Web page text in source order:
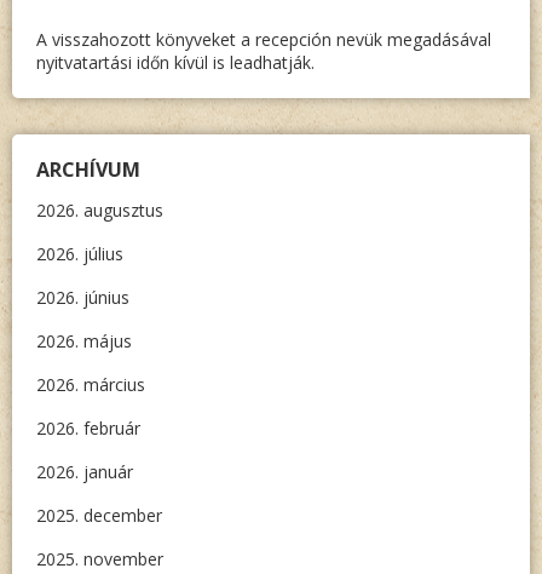
A visszahozott könyveket a recepción nevük megadásával
nyitvatartási időn kívül is leadhatják.
ARCHÍVUM
2026. augusztus
2026. július
2026. június
2026. május
2026. március
2026. február
2026. január
2025. december
2025. november